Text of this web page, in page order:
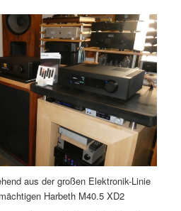
aus der großen Elektronik-Linie
Harbeth M40.5 XD2